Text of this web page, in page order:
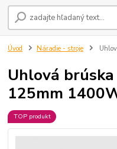
Úvod Náradie - stroje
Uhlová
125mm
TOP produkt